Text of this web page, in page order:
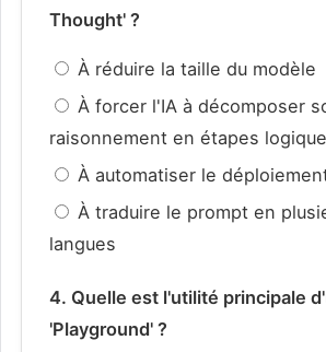
Thought' ?
À réduire la taille du modèle
À forcer l'IA à décomposer
raisonnement en étapes
À automatiser le
À traduire le prompt en
langues
4. Quelle est l'utilité principale
'Playground' ?